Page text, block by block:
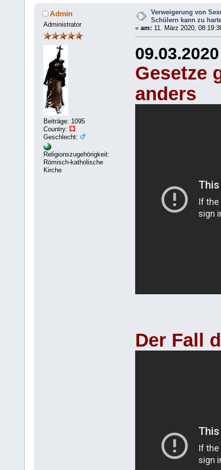
Admin
Administrator
Beiträge: 1095
Country:
Geschlecht:
Religionszugehörigkeit:
Römisch-katholische
Kirche
Verweigerung von
Schülern kann zu
« am: 11. März 2020,
09.03.2020
Gesetze
anders
Der Fall